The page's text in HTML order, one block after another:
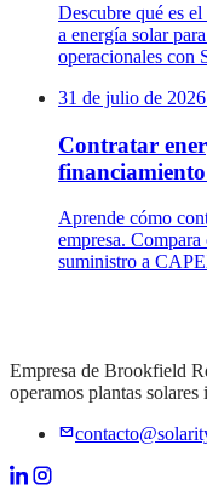
Descubre qué es
a energía solar
operacionales con
31 de julio de 2026
Contratar
Aprende cómo
empresa.
suministro a
Empresa de Brookfield
operamos plantas